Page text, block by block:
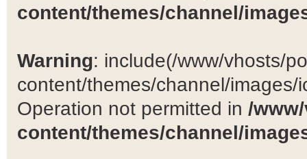
content/themes/channel/
Warning: include(/www/vhosts/
content/themes/channel/
Operation not permitted in /
content/themes/channel/